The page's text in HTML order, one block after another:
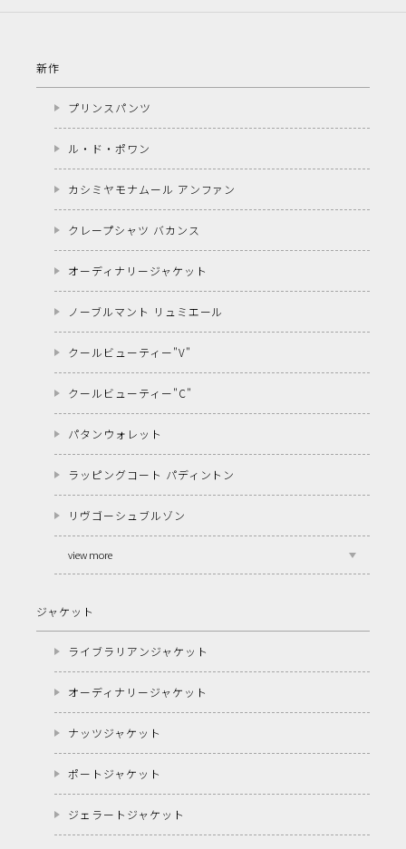
新作
プリンスパンツ
ル・ド・ポワン
カシミヤモナムール アンファン
クレープシャツ バカンス
オーディナリージャケット
ノーブルマント リュミエール
クールビューティー"V"
クールビューティー"C"
パタンウォレット
ラッピングコート パディントン
リヴゴーシュブルゾン
view more
ジャケット
ライブラリアンジャケット
オーディナリージャケット
ナッツジャケット
ポートジャケット
ジェラートジャケット